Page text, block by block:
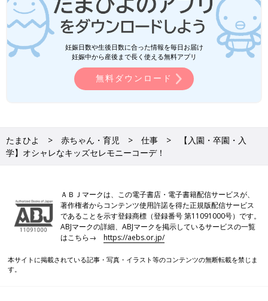
妊娠日数や生後日数に合った情報を毎日お届け
妊娠中から産後まで長く使える無料アプリ
無料ダウンロード
たまひよ 赤ちゃん・育児 仕事
【入園・卒園・入
学】オシャレなキッズセレモニーコーデ！
ＡＢＪマークは、この電子書店・電子書籍配信サービスが、
著作権者からコンテンツ使用許諾を得た正規版配信サービス
であることを示す登録商標（登録番号 第11091000号）です。
ABJマークの詳細、ABJマークを掲示しているサービスの一覧
はこちら→https://aebs.or.jp/
本サイトに掲載されている記事・写真・イラスト等のコンテンツの無断転載を禁じま
す。